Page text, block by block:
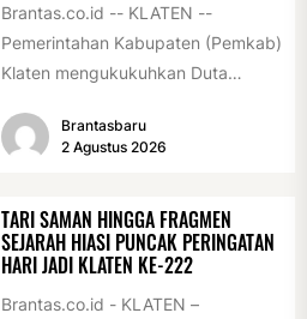
Brantas.co.id -- KLATEN --
Pemerintahan Kabupaten (Pemkab)
Klaten mengukukuhkan Duta
pelajar dan pemuda. Pengukuhan
tersebut digelar...
Brantasbaru
2 Agustus 2026
TARI SAMAN HINGGA FRAGMEN
SEJARAH HIASI PUNCAK PERINGATAN
HARI JADI KLATEN KE-222
Brantas.co.id - KLATEN –